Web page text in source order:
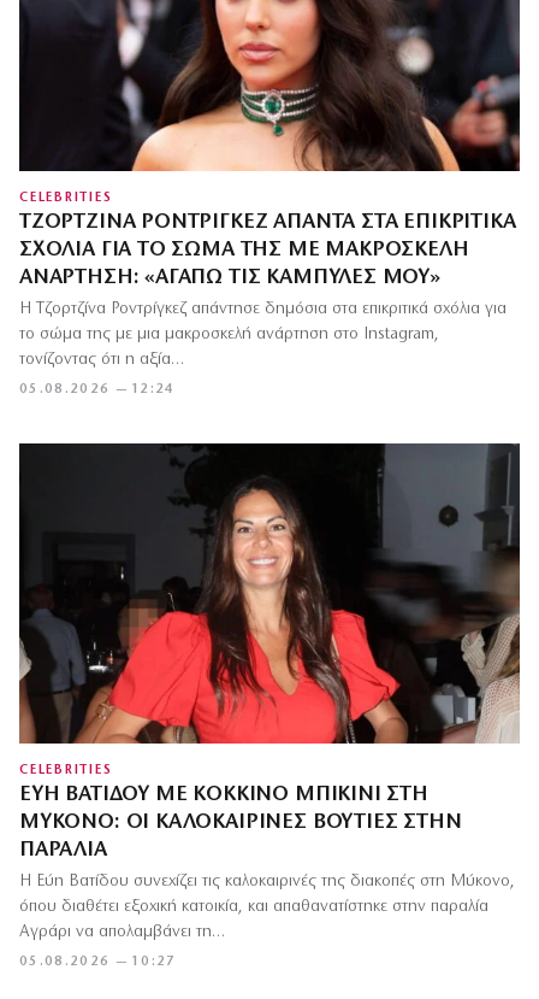
CELEBRITIES
ΤΖΟΡΤΖΊΝΑ ΡΟΝΤΡΊΓΚΕΖ ΑΠΑΝΤΆ ΣΤΑ ΕΠΙΚΡΙΤΙΚΆ
ΣΧΌΛΙΑ ΓΙΑ ΤΟ ΣΏΜΑ ΤΗΣ ΜΕ ΜΑΚΡΟΣΚΕΛΉ
ΑΝΆΡΤΗΣΗ: «ΑΓΑΠΏ ΤΙΣ ΚΑΜΠΎΛΕΣ ΜΟΥ»
05.08.2026 — 12:24
Η Τζορτζίνα Ροντρίγκεζ απάντησε δημόσια στα επικριτικά σχόλια για
το σώμα της με μια μακροσκελή ανάρτηση στο Instagram,
τονίζοντας ότι η αξία…
CELEBRITIES
ΕΎΗ ΒΑΤΊΔΟΥ ΜΕ ΚΌΚΚΙΝΟ ΜΠΙΚΊΝΙ ΣΤΗ
ΜΎΚΟΝΟ: ΟΙ ΚΑΛΟΚΑΙΡΙΝΈΣ ΒΟΥΤΙΈΣ ΣΤΗΝ
ΠΑΡΑΛΊΑ
05.08.2026 — 10:27
Η Εύη Βατίδου συνεχίζει τις καλοκαιρινές της διακοπές στη Μύκονο,
όπου διαθέτει εξοχική κατοικία, και απαθανατίστηκε στην παραλία
Αγράρι να απολαμβάνει τη…